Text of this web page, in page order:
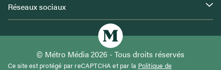
Réseaux sociaux
© Métro Média 2026 - Tous droits réservés
Ce site est protégé par reCAPTCHA et par la Politique de